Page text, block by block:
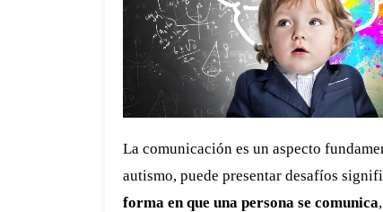
La comunicación es un aspecto
autismo, puede presentar desafíos
forma en que una persona se comunica